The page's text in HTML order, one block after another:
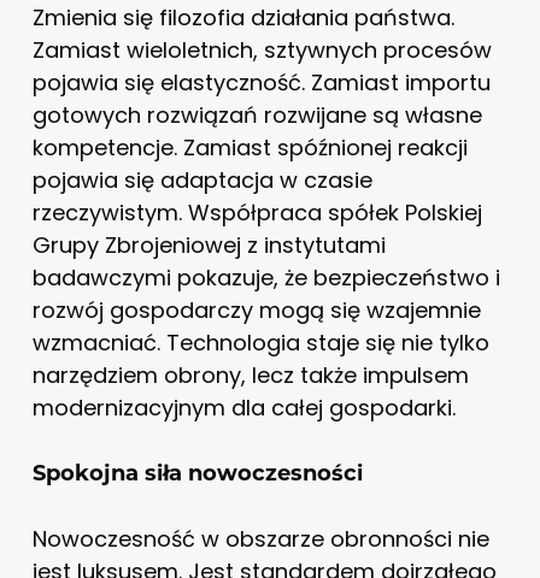
Zmienia się filozofia działania państwa.
Zamiast wieloletnich, sztywnych procesów
pojawia się elastyczność. Zamiast importu
gotowych rozwiązań rozwijane są własne
kompetencje. Zamiast spóźnionej reakcji
pojawia się adaptacja w czasie
rzeczywistym. Współpraca spółek Polskiej
Grupy Zbrojeniowej z instytutami
badawczymi pokazuje, że bezpieczeństwo i
rozwój gospodarczy mogą się wzajemnie
wzmacniać. Technologia staje się nie tylko
narzędziem obrony, lecz także impulsem
modernizacyjnym dla całej gospodarki.
Spokojna siła nowoczesności
Nowoczesność w obszarze obronności nie
jest luksusem. Jest standardem dojrzałego